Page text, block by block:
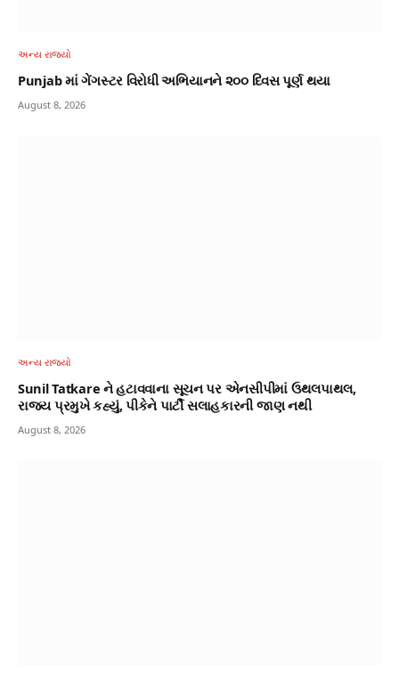
અન્ય રાજ્યો
Punjab માં ગેંગસ્ટર વિરોધી અભિયાનને ૨૦૦ દિવસ પૂર્ણ થયા
August 8, 2026
અન્ય રાજ્યો
Sunil Tatkare ને હટાવવાના સૂચન પર એનસીપીમાં ઉથલપાથલ,
રાજ્ય પ્રમુખે કહ્યું, પીકેને પાર્ટી સલાહકારની જાણ નથી
August 8, 2026